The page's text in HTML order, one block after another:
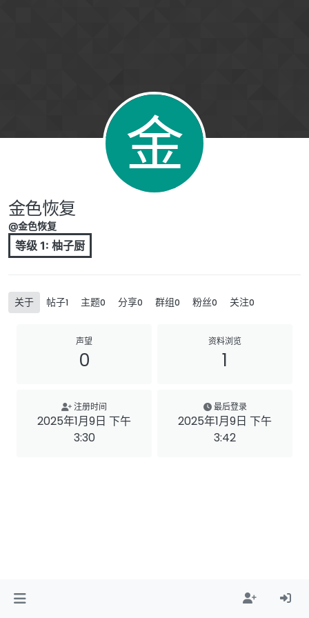
金
金色恢复
@金色恢复
等级 1: 柚子厨
关于 帖子1 主题0 分享0 群组0 粉丝0 关注0
声望
0
资料浏览
1
注册时间
2025年1月9日 下午
3:30
最后登录
2025年1月9日 下午
3:42